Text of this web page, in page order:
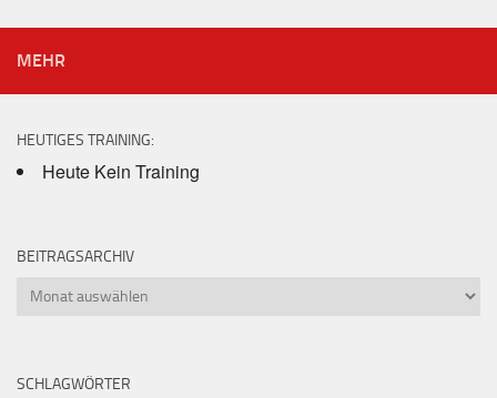
MEHR
HEUTIGES TRAINING:
Heute Kein Training
BEITRAGSARCHIV
Beitragsarchiv
SCHLAGWÖRTER